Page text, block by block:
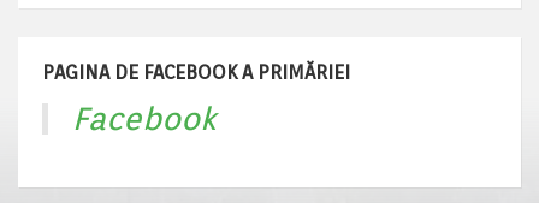
PAGINA DE FACEBOOK A PRIMĂRIEI
Facebook